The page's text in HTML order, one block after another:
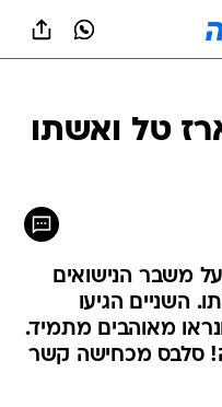
טל ואשתו
משבר הנישואים
השניים הגיעו
מאוהבים מתמיד.
סלבס מכחישה קשר